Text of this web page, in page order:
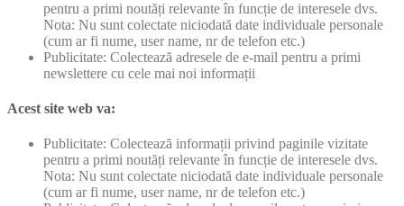
pentru a primi noutăți relevante în funcție de interesele dvs.
Nota: Nu sunt colectate niciodată date individuale personale
(cum ar fi nume, user name, nr de telefon etc.)
Publicitate: Colectează adresele de e-mail pentru a primi
newslettere cu cele mai noi informații
Acest site web va:
Publicitate: Colectează informații privind paginile vizitate
pentru a primi noutăți relevante în funcție de interesele dvs.
Nota: Nu sunt colectate niciodată date individuale personale
(cum ar fi nume, user name, nr de telefon etc.)